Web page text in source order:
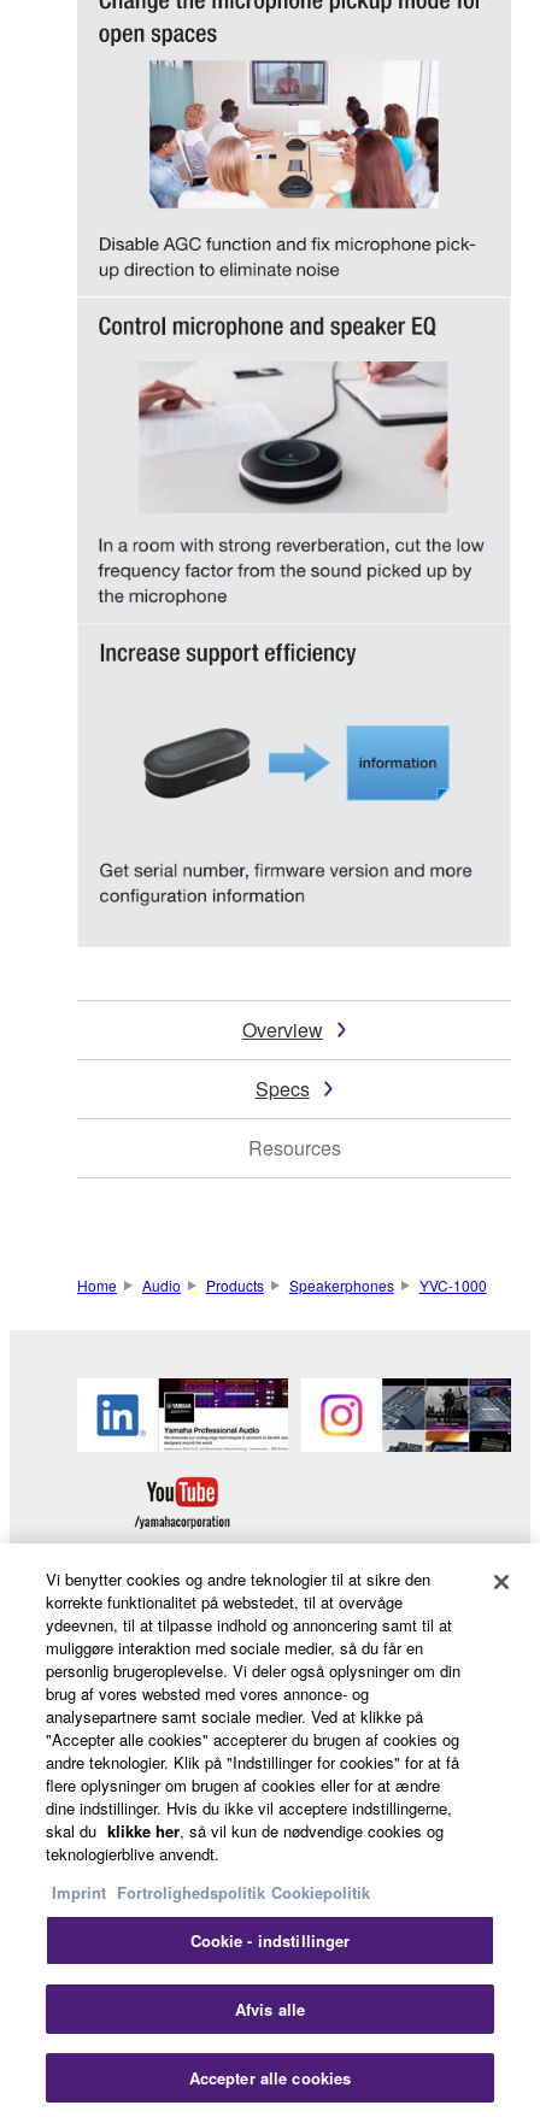
Overview
Specs
Resources
Downloads
Home Audio Products Speakerphones YVC-1000
Products & Solutions
News
About Yamaha
Danmark - English
Consumer
Kontakt osBetingelser og vilkår
Fortrolighedspolitik
Cookiepolitik
Vi benytter cookies og andre teknologier til at sikre den
korrekte funktionalitet på webstedet, til at overvåge
ydeevnen, til at tilpasse indhold og annoncering samt til at
muliggøre interaktion med sociale medier, så du får en
personlig brugeroplevelse. Vi deler også oplysninger om din
brug af vores websted med vores annonce- og
analysepartnere samt sociale medier. Ved at klikke på
"Accepter alle cookies" accepterer du brugen af cookies og
andre teknologier. Klik på "Indstillinger for cookies" for at få
flere oplysninger om brugen af cookies eller for at ændre
dine indstillinger. Hvis du ikke vil acceptere indstillingerne,
skal du klikke her, så vil kun de nødvendige cookies og
teknologierblive anvendt.
Imprint Fortrolighedspolitik Cookiepolitik
Cookie - indstillinger
Afvis alle
Accepter alle cookies